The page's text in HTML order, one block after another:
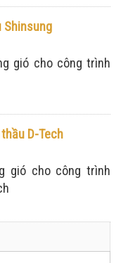
túc - sản xuất tập
Shinsung
gió cho công trình
D-Tech
gió cho công trình